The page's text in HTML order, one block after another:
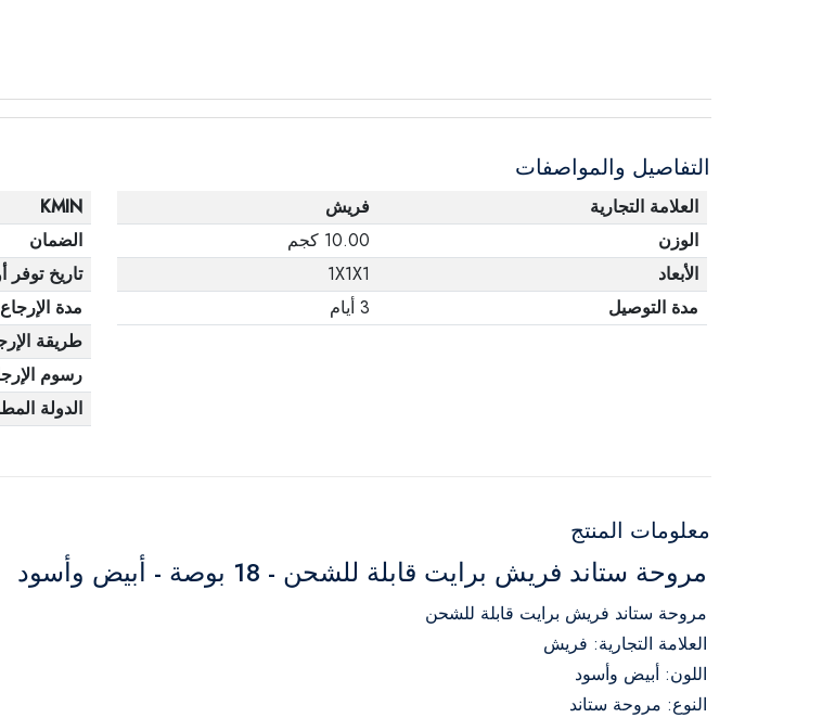
التفاصيل والمواصفات
العلامة التجارية
فريش
الوزن
10.00 كجم
الأبعاد
1X1X1
مدة التوصيل
3 أيام
KMIN
الضمان
تاريخ توفر
مدة الإرجاع
طريقة
رسوم
الدولة
معلومات المنتج
مروحة ستاند فريش برايت قابلة للشحن - 18 بوصة - أبيض وأسود
مروحة ستاند فريش برايت قابلة للشحن
العلامة التجارية: فريش
اللون: أبيض وأسود
النوع: مروحة ستاند